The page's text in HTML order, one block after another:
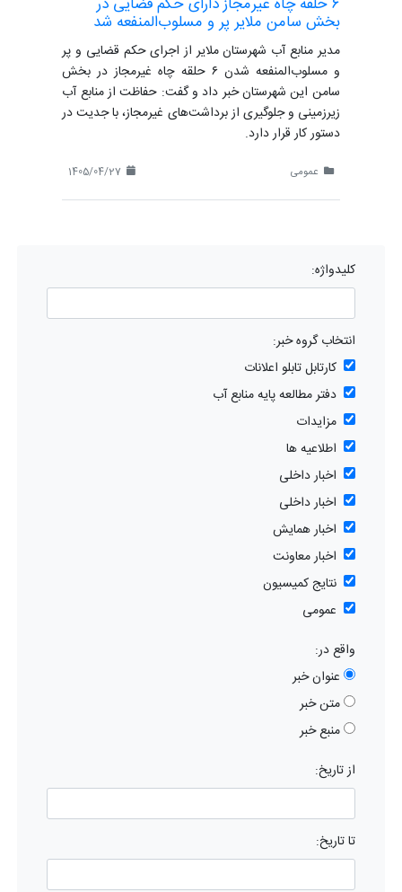
بخش سامن ملایر پر و مسلوب‌المنفعه شد
مدیر منابع آب شهرستان ملایر از اجرای حکم قضایی و پر
و مسلوب‌المنفعه شدن ۶ حلقه چاه غیرمجاز در بخش
سامن این شهرستان خبر داد و گفت: حفاظت از منابع آب
زیرزمینی و جلوگیری از برداشت‌های غیرمجاز، با جدیت در
دستور کار قرار دارد.
عمومی
کلیدواژه:
انتخاب گروه خبر:
کارتابل تابلو اعلانات
دفتر مطالعه پایه منابع آب
مزایدات
اطلاعیه ها
اخبار داخلی
اخبار داخلی
اخبار همایش
اخبار معاونت
نتایج کمیسیون
عمومی
واقع در:
عنوان خبر
متن خبر
منبع خبر
از تاریخ:
تا تاریخ: